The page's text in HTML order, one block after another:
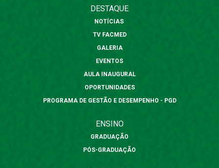
DESTAQUE
NOTÍCIAS
TV FACMED
GALERIA
EVENTOS
AULA INAUGURAL
OPORTUNIDADES
PROGRAMA DE GESTÃO E DESEMPENHO - PGD
ENSINO
GRADUAÇÃO
PÓS-GRADUAÇÃO